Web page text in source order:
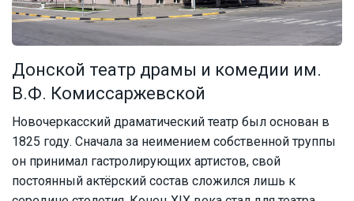
Донской театр драмы и комедии им.
В.Ф. Комиссаржевской
Новочеркасский драматический театр был основан в
1825 году. Сначала за неимением собственной труппы
он принимал гастролирующих артистов, свой
постоянный актёрский состав сложился лишь к